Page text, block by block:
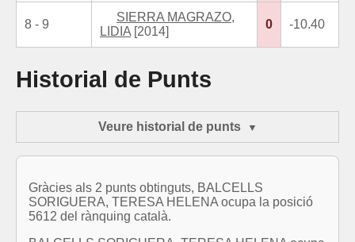
8 - 9
SIERRA MAGRAZO,
LIDIA [2014]
0 -10.40
Historial de Punts
Veure historial de punts
Gràcies als 2 punts obtinguts, BALCELLS
SORIGUERA, TERESA HELENA ocupa la posició
5612 del rànquing català.